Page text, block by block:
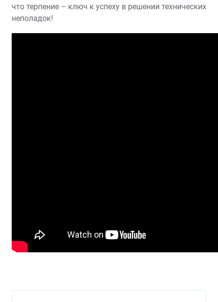
что терпение – ключ к успеху в решении технических
неполадок!